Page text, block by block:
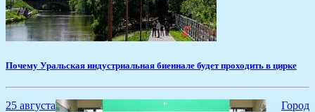
​Почему Уральская индустриальная биеннале будет проходить в цирке
25 августа Город